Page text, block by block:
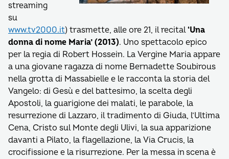
streaming
su
www.tv2000.it) trasmette, alle ore 21, il recital‘Una
donna di nome Maria’ (2013). Uno spettacolo epico
per la regia di Robert Hossein. La Vergine Maria appare
a una giovane ragazza di nome Bernadette Soubirous
nella grotta di Massabielle e le racconta la storia del
Vangelo: di Gesù e del battesimo, la scelta degli
Apostoli, la guarigione dei malati, le parabole, la
resurrezione di Lazzaro, il tradimento di Giuda, l’Ultima
Cena, Cristo sul Monte degli Ulivi, la sua apparizione
davanti a Pilato, la flagellazione, la Via Crucis, la
crocifissione e la risurrezione. Per la messa in scena è